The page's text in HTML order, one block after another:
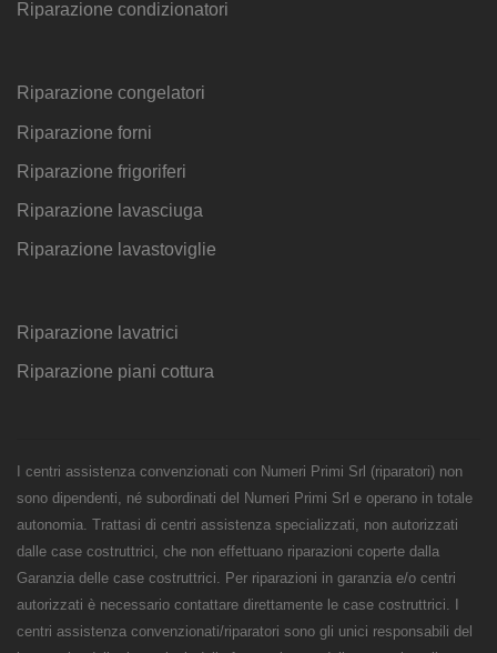
Riparazione condizionatori
Riparazione congelatori
Riparazione forni
Riparazione frigoriferi
Riparazione lavasciuga
Riparazione lavastoviglie
Riparazione lavatrici
Riparazione piani cottura
I centri assistenza convenzionati con Numeri Primi Srl (riparatori) non
sono dipendenti, né subordinati del Numeri Primi Srl e operano in totale
autonomia. Trattasi di centri assistenza specializzati, non autorizzati
dalle case costruttrici, che non effettuano riparazioni coperte dalla
Garanzia delle case costruttrici. Per riparazioni in garanzia e/o centri
autorizzati è necessario contattare direttamente le case costruttrici. I
centri assistenza convenzionati/riparatori sono gli unici responsabili del